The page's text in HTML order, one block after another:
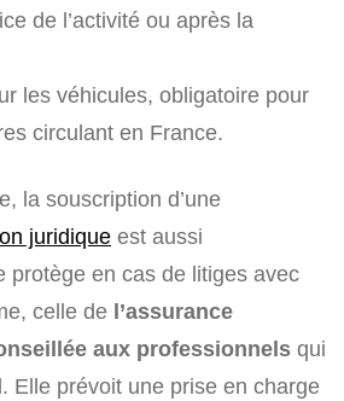
de l’activité ou après la
les véhicules, obligatoire pour
circulant en France.
la souscription d’une
juridique est aussi
protège en cas de litiges avec
celle de l’assurance
aux professionnels qui
Elle prévoit une prise en charge